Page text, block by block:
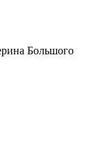
Большого